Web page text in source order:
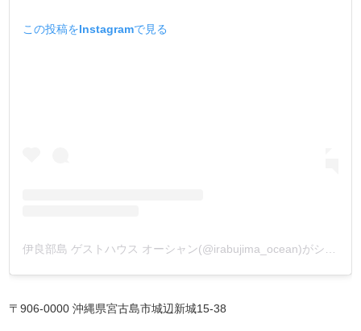
この投稿をInstagramで見る
伊良部島 ゲストハウス オーシャン(@irabujima_ocean)がシェアした投稿
〒906-0000 沖縄県宮古島市城辺新城15-38